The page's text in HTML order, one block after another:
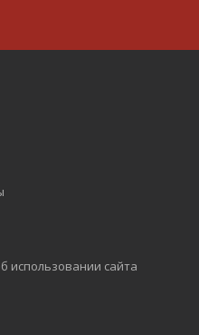
использовании сайта